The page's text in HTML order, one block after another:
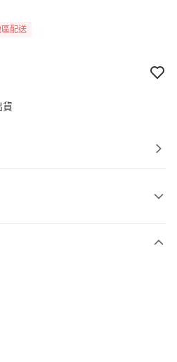
區配送
貨